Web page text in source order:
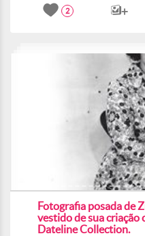
2
Fotografia posada de
vestido de sua
Dateline Collection.